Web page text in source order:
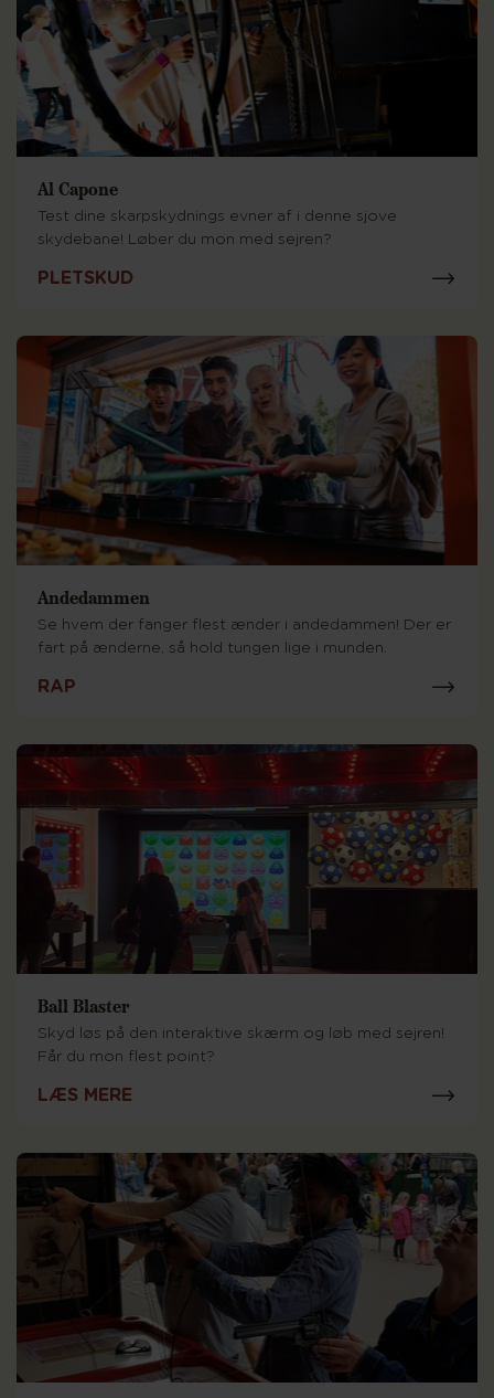
Al Capone
Test dine skarpskydnings evner af i denne sjove
skydebane! Løber du mon med sejren?
PLETSKUD
Andedammen
Se hvem der fanger flest ænder i andedammen! Der er
fart på ænderne, så hold tungen lige i munden.
RAP
Ball Blaster
Skyd løs på den interaktive skærm og løb med sejren!
Får du mon flest point?
LÆS MERE